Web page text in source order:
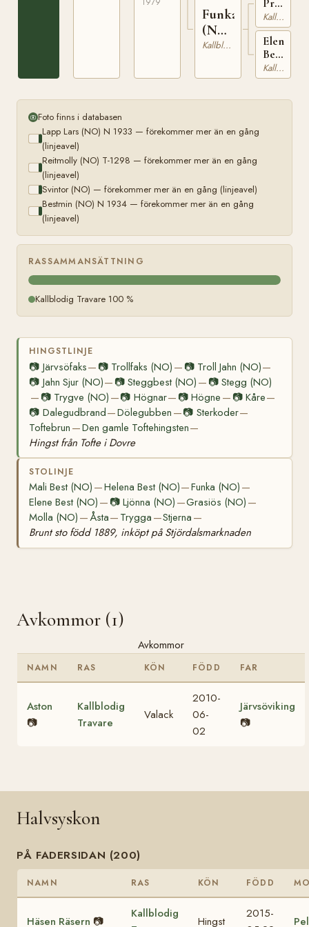
Funka
(NO)
T- Kallblodig Travare
Prinsen
(NO)
NT
50
Kallblodig Travare
Elene
Best
(NO)
N
Kallblodig Travare
Foto finns i databasen
Lapp Lars (NO) N 1933 — förekommer mer än en gång
(linjeavel)
Reitmolly (NO) T-1298 — förekommer mer än en gång
(linjeavel)
Svintor (NO) — förekommer mer än en gång (linjeavel)
Bestmin (NO) N 1934 — förekommer mer än en gång
(linjeavel)
RASSAMMANSÄTTNING
Kallblodig Travare 100 %
HINGSTLINJE
📷 Järvsöfaks— 📷 Trollfaks (NO) — 📷 Troll Jahn (NO)—
📷 Jahn Sjur (NO)— 📷Steggbest (NO) — 📷 Stegg (NO)
— 📷 Trygve (NO) —📷 Högnar— 📷Högne — 📷 Kåre—
📷 Dalegudbrand—Dölegubben —📷 Sterkoder—
Toftebrun —Den gamle Toftehingsten—
Hingst från Tofte i Dovre
STOLINJE
Mali Best (NO) —Helena Best (NO)—Funka (NO) —
Elene Best (NO) — 📷Ljönna (NO) —Grasiös (NO) —
Molla (NO) —Åsta— Trygga —Stjerna —
Brunt sto född 1889, inköpt på Stjördalsmarknaden
Avkommor (1)
Avkommor
NAMN RAS KÖN FÖDD FAR
Aston
📷
Kallblodig
Travare
Valack
2010-
06-
02
Järvsöviking
📷
Halvsyskon
PÅ FADERSIDAN (200)
NAMN RAS KÖN FÖDD
Häsen Räsern 📷
Kallblodig
Hingst
2015-